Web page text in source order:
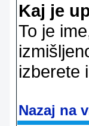
Kaj je
To je
izberete
Nazaj na